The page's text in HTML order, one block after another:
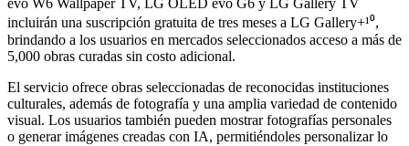
incluirán una suscripción gratuita de tres meses a LG Gallery+¹⁰,
brindando a los usuarios en mercados seleccionados acceso a más de
5,000 obras curadas sin costo adicional.
El servicio ofrece obras seleccionadas de reconocidas instituciones
culturales, además de fotografía y una amplia variedad de contenido
visual. Los usuarios también pueden mostrar fotografías personales
o generar imágenes creadas con IA, permitiéndoles personalizar lo